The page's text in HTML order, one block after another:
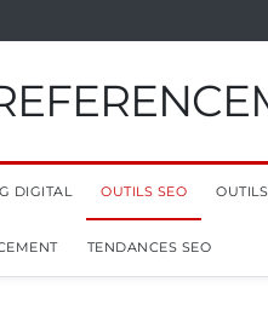
DIGITAL OUTILS SEO
TENDANCES SEO